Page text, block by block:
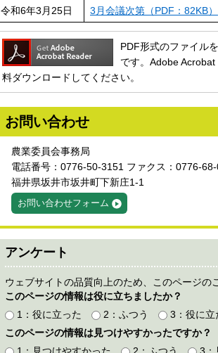
令和6年3月25日 3月会議次第（PDF：82KB）
PDF形式のファイル
です。Adobe
料ダウンロードしてください。
お問い合わせ
農業委員会事務局
電話番号：0776-50-3151 ファクス：0776-
福井県坂井市坂井町下新庄1-1
お問い合わせフォーム
アンケート
ウェブサイトの品質向上のため、このページの
このページの情報は役に立ちましたか？
1：役に立った
2：ふつう
3：役に立
このページの情報は見つけやすかったですか？
1：見つけやすかった
2：ふつう 3：